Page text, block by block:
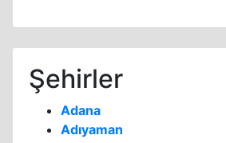
Şehirler
Adana
Adıyaman